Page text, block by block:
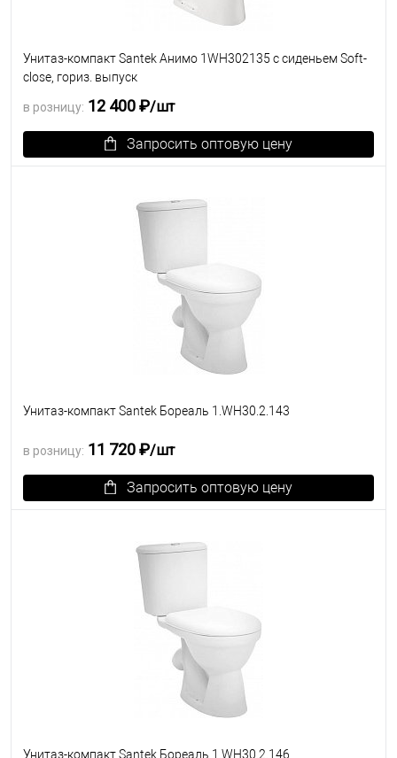
Унитаз-компакт Santek Анимо 1WH302135 с сиденьем Soft-
close, гориз. выпуск
в розницу: 12 400 ₽/шт
Запросить оптовую цену
Унитаз-компакт Santek Бореаль 1.WH30.2.143
в розницу: 11 720 ₽/шт
Запросить оптовую цену
Унитаз-компакт Santek Бореаль 1.WH30.2.146